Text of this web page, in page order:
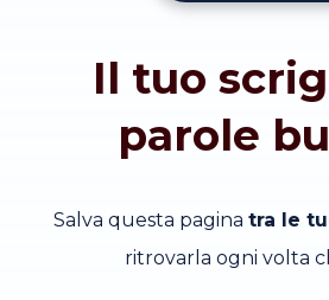
Il tuo
parole
Salva questa pagina tra le
ritrovarla ogni volta